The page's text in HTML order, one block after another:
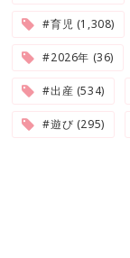
#育児 (1,308)
#2026年 (36)
#出産 (534)
#遊び (295)